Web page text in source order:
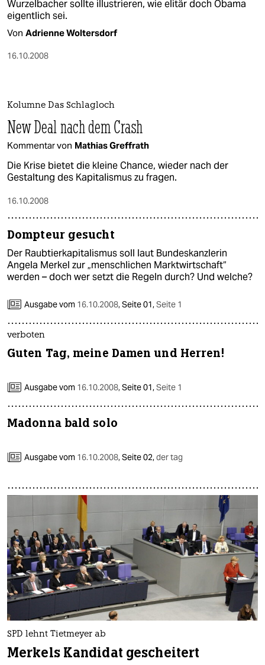
Wurzelbacher sollte illustrieren, wie elitär doch Obama
eigentlich sei.
Von Adrienne Woltersdorf
16.10.2008
Kolumne Das Schlagloch
New Deal nach dem Crash
Kommentar von Mathias Greffrath
Die Krise bietet die kleine Chance, wieder nach der
Gestaltung des Kapitalismus zu fragen.
16.10.2008
Dompteur gesucht
Der Raubtierkapitalismus soll laut Bundeskanzlerin
Angela Merkel zur „menschlichen Marktwirtschaft“
werden – doch wer setzt die Regeln durch? Und welche?
Ausgabe vom 16.10.2008,Seite 01,Seite 1
verboten
Guten Tag, meine Damen und Herren!
Ausgabe vom 16.10.2008,Seite 01,Seite 1
Madonna bald solo
Ausgabe vom 16.10.2008,Seite 02,der tag
SPD lehnt Tietmeyer ab
Merkels Kandidat gescheitert